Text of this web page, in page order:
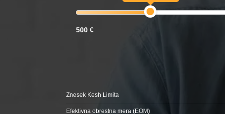
500 €
Znesek Kesh Limita
Efektivna obrestna mera (EOM)